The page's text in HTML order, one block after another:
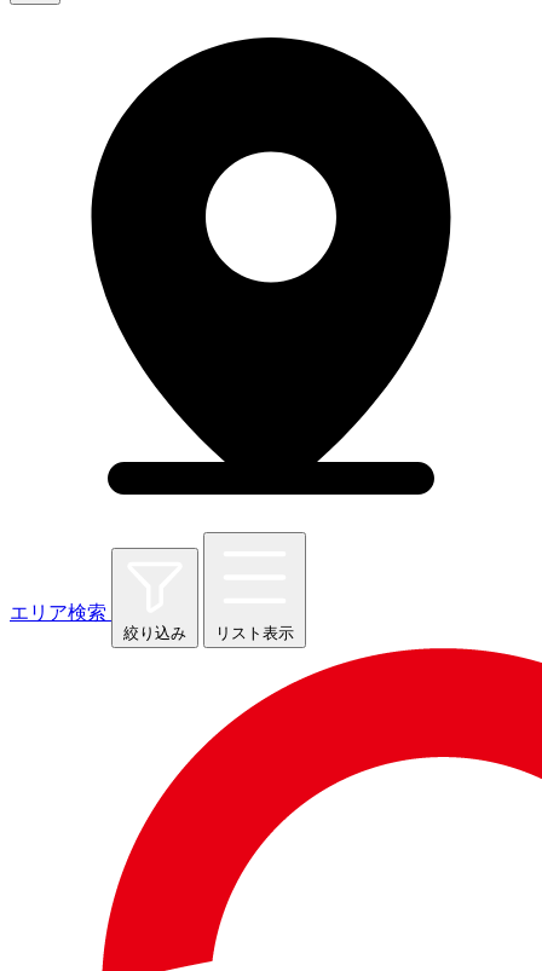
エリア検索
絞り込み リスト表示